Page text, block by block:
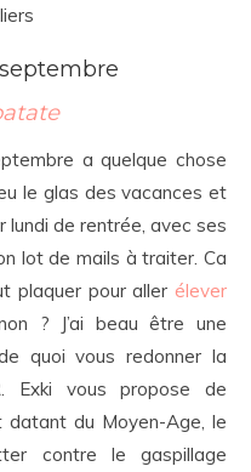
a quelque chose
le glas des vacances et
lundi de rentrée, avec ses
lot de mails à traiter. Ca
plaquer pour aller élever
? J’ai beau être une
de quoi vous redonner la
Exki vous propose de
datant du Moyen-Age, le
contre le gaspillage